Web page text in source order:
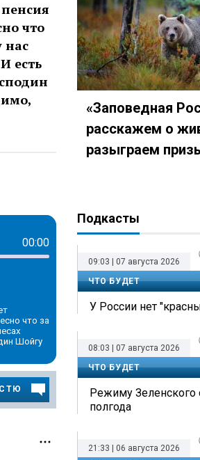
что
нас
есть
00:00
что за
Шойгу
«Заповедная
расскажем о
разыграем
Подкасты
09:03 | 07 августа 2026
ЧТО БУДЕТ
У России нет
08:03 | 07 августа 2026
ЧТО БУДЕТ
Режиму Зеленского
полгода
21:33 | 06 августа 2026